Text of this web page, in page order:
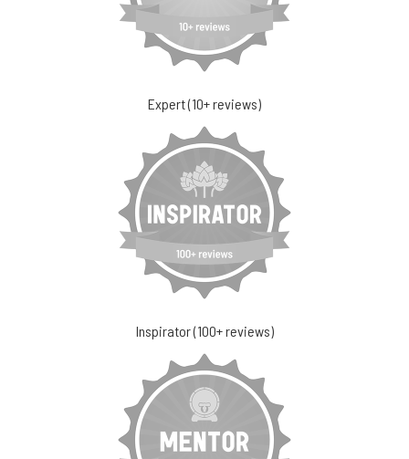
Expert (10+ reviews)
Inspirator (100+ reviews)